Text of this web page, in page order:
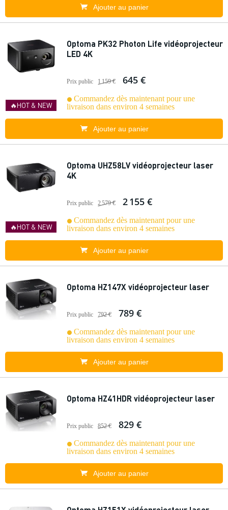
Ajouter au panier
🔥HOT & NEW
Optoma PK32 Photon Life vidéoprojecteur
LED 4K
Prix public 1 159 € 645 €
Commandez dès maintenant pour une
livraison dans environ 4 semaines
Ajouter au panier
🔥HOT & NEW
Optoma UHZ58LV vidéoprojecteur laser
4K
Prix public 2 579 € 2 155 €
Commandez dès maintenant pour une
livraison dans environ 4 semaines
Ajouter au panier
Optoma HZ147X vidéoprojecteur laser
Prix public 792 € 789 €
Commandez dès maintenant pour une
livraison dans environ 4 semaines
Ajouter au panier
Optoma HZ41HDR vidéoprojecteur laser
Prix public 852 € 829 €
Commandez dès maintenant pour une
livraison dans environ 4 semaines
Ajouter au panier